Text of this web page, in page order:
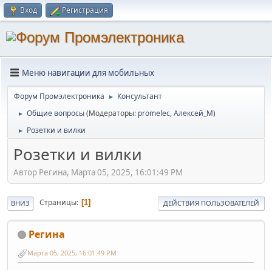
Вход Регистрация
Меню навигации для мобильных
Форум Промэлектроника ► Консультант
► Общие вопросы(Модераторы: promelec,Алексей_М)
► Розетки и вилки
Розетки и вилки
Автор Регина, Марта 05, 2025, 16:01:49 PM
ВНИЗ Страницы 1 ДЕЙСТВИЯ ПОЛЬЗОВАТЕЛЕЙ
Регина
Марта 05, 2025, 16:01:49 PM